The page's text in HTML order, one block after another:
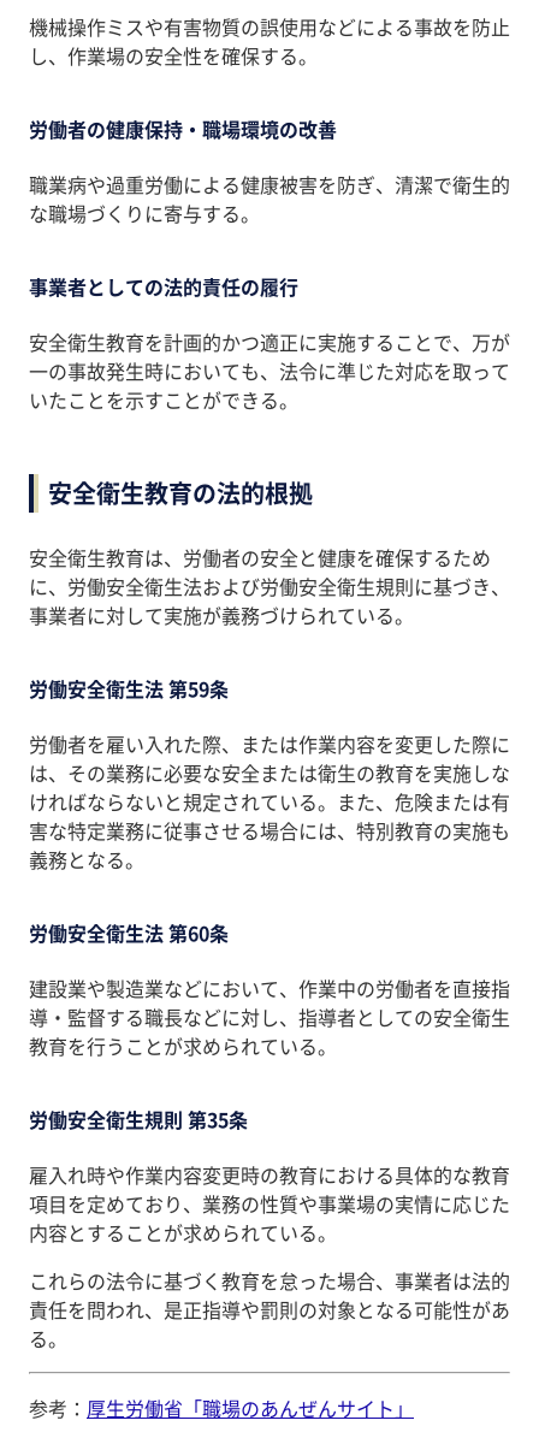
機械操作ミスや有害物質の誤使用などによる事故を防止
し、作業場の安全性を確保する。
労働者の健康保持・職場環境の改善
職業病や過重労働による健康被害を防ぎ、清潔で衛生的
な職場づくりに寄与する。
事業者としての法的責任の履行
安全衛生教育を計画的かつ適正に実施することで、万が
一の事故発生時においても、法令に準じた対応を取って
いたことを示すことができる。
安全衛生教育の法的根拠
安全衛生教育は、労働者の安全と健康を確保するため
に、労働安全衛生法および労働安全衛生規則に基づき、
事業者に対して実施が義務づけられている。
労働安全衛生法 第59条
労働者を雇い入れた際、または作業内容を変更した際に
は、その業務に必要な安全または衛生の教育を実施しな
ければならないと規定されている。また、危険または有
害な特定業務に従事させる場合には、特別教育の実施も
義務となる。
労働安全衛生法 第60条
建設業や製造業などにおいて、作業中の労働者を直接指
導・監督する職長などに対し、指導者としての安全衛生
教育を行うことが求められている。
労働安全衛生規則 第35条
雇入れ時や作業内容変更時の教育における具体的な教育
項目を定めており、業務の性質や事業場の実情に応じた
内容とすることが求められている。
これらの法令に基づく教育を怠った場合、事業者は法的
責任を問われ、是正指導や罰則の対象となる可能性があ
る。
参考： 厚生労働省「職場のあんぜんサイト」